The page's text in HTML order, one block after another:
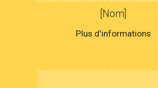
[Nom]
Plus d'informations